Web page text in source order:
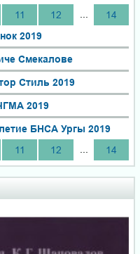
11 12
14
2019
Смекалове
Стиль 2019
2019
БНСА Ургы 2019
11 12 14